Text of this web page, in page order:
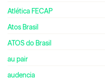
Atlética FECAP
Atos Brasil
ATOS do Brasil
au pair
audencia